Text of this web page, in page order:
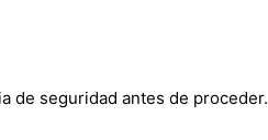
de seguridad antes de proceder.